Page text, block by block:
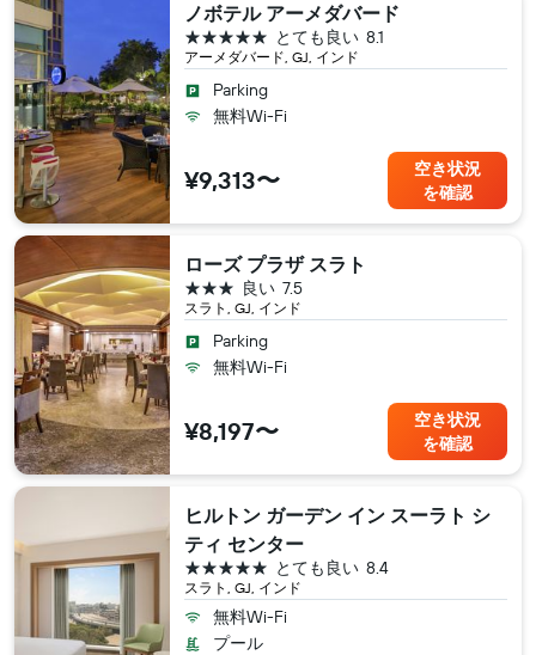
ノボテル アーメダバード
アーメダバード, GJ, インド
8.1
とても良い
5つ星
Parking
無料Wi-Fi
¥9,313〜
空き状況
を確認
ローズ プラザ スラト
スラト, GJ, インド
7.5
良い
3つ星
Parking
無料Wi-Fi
¥8,197〜
空き状況
を確認
ヒルトン ガーデン イン スーラト シ
ティ センター
スラト, GJ, インド
8.4
とても良い
5つ星
無料Wi-Fi
プール